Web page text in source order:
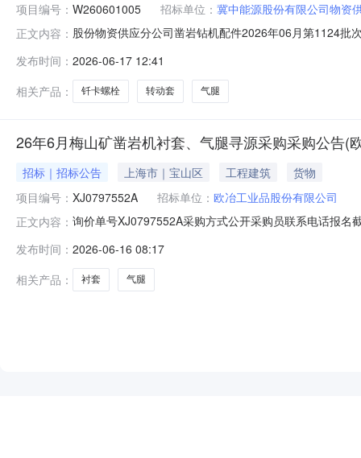
项目编号： W260601005 招标单位： 冀中能源股份有限公司物资
正文内容： 股份物资供应分公司凿岩钻机配件2026年06月第1124批
100009290钎卡螺栓7655-211件30.0002026-12-30MA:
发布时间： 2026-06-17 12:41
相关产品：
钎卡螺栓 转动套 气腿
26年6月梅山矿凿岩机衬套、气腿寻源采购采购公告(
招标｜招标公告 上海市｜宝山区 工程建筑
货物
项目编号： XJ0797552A 招标单位： 欧冶工业品股份有限公司
正文内容： 询价单号XJ0797552A采购方式公开采购员联系电话报
(KW):25.000000null;8.0piece2027-01-
发布时间： 2026-06-16 08:17
相关产品：
衬套 气腿